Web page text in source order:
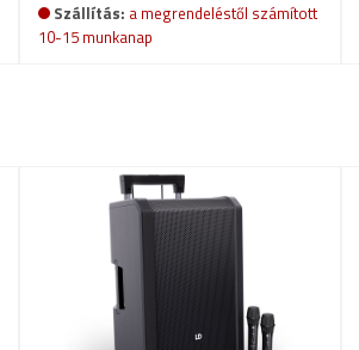
Szállítás: a megrendeléstől számított
10-15 munkanap